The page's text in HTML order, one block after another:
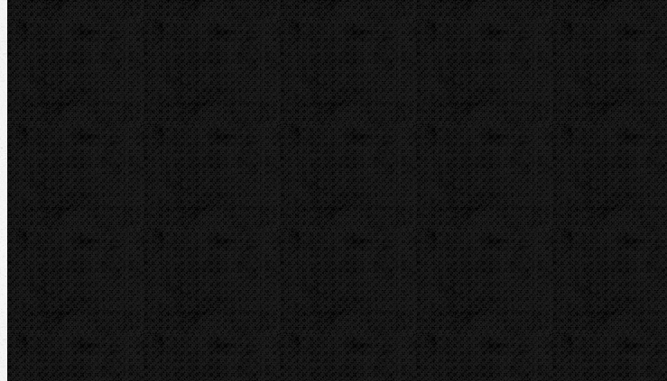
Elektrické
Ohýbačky a ohýbací sady
Ohýbací segmenty CBC
Ohýbací segmenty REMS
Hydraulické
Elektro-hydraulické
Strojní
Dělení trubek